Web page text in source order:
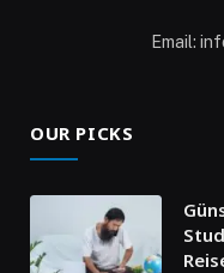
Email:
OUR PICKS